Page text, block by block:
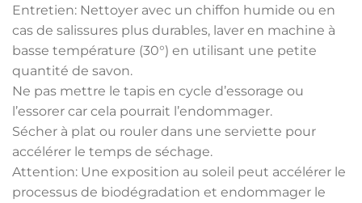
Entretien: Nettoyer avec un chiffon humide ou en
cas de salissures plus durables, laver en machine à
basse température (30°) en utilisant une petite
quantité de savon.
Ne pas mettre le tapis en cycle d’essorage ou
l’essorer car cela pourrait l’endommager.
Sécher à plat ou rouler dans une serviette pour
accélérer le temps de séchage.
Attention: Une exposition au soleil peut accélérer le
processus de biodégradation et endommager le